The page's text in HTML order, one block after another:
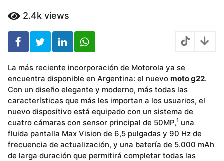
2.4k views
La más reciente incorporación de Motorola ya se
encuentra disponible en Argentina: el nuevo moto g22.
Con un diseño elegante y moderno, más todas las
características que más les importan a los usuarios, el
nuevo dispositivo está equipado con un sistema de
cuatro cámaras con sensor principal de 50MP,1 una
fluida pantalla Max Vision de 6,5 pulgadas y 90 Hz de
frecuencia de actualización, y una batería de 5.000 mAh
de larga duración que permitirá completar todas las